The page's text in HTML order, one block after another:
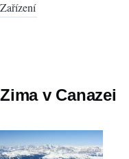
Zařízení
Zima v Canazei